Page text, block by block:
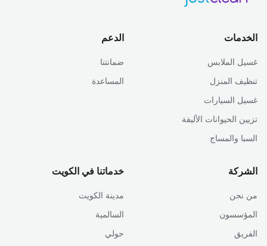
الخدمات
غسيل الملابس
تنظيف المنزل
غسيل السيارات
تزيين الحيوانات الأليفة
السبا والمساج
الدعم
ضمانتنا
المساعدة
الشركة
من نحن
المؤسسون
الفريق
خدماتنا في الكويت
مدينة الكويت
السالمية
حولي